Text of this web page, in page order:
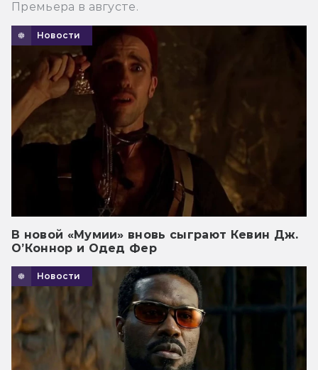
Премьера в августе.
Новости
В новой «Мумии» вновь сыграют Кевин Дж.
О’Коннор и Одед Фер
Новости